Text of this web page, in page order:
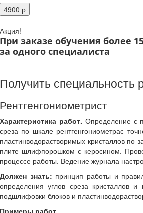
Акция!
При заказе обучения более
за одного специалиста
Получить специальность
Рентгенгониометрист
Характеристика работ. Определение с
среза по шкале рентгенгониометрас
пластинводорастворимых кристаллов по
плите шлифпорошком с керосином.
процессе работы. Ведение журнала
Должен знать: принцип работы и
определения углов среза кристаллов
подшлифовки блоков и
Примеры работ